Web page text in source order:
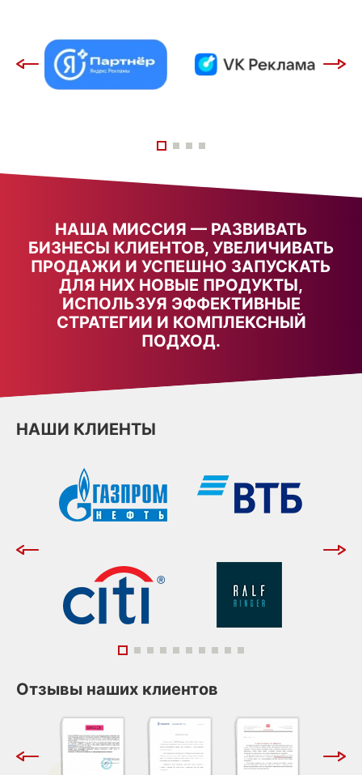
НАША МИССИЯ — РАЗВИВАТЬ
БИЗНЕСЫ КЛИЕНТОВ, УВЕЛИЧИВАТЬ
ПРОДАЖИ И УСПЕШНО ЗАПУСКАТЬ
ДЛЯ НИХ НОВЫЕ ПРОДУКТЫ,
ИСПОЛЬЗУЯ ЭФФЕКТИВНЫЕ
СТРАТЕГИИ И КОМПЛЕКСНЫЙ
ПОДХОД.
НАШИ КЛИЕНТЫ
Отзывы наших клиентов